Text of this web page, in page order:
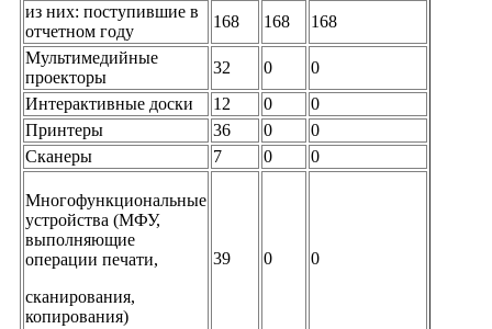
из них: поступившие в
отчетном году
168 168
168
Мультимедийные
проекторы
32 0
0
Интерактивные доски
12 0
0
Принтеры
36 0
0
Сканеры
7 0 0
Многофункциональные
устройства (МФУ,
выполняющие
операции печати,
сканирования,
копирования)
39 0 0